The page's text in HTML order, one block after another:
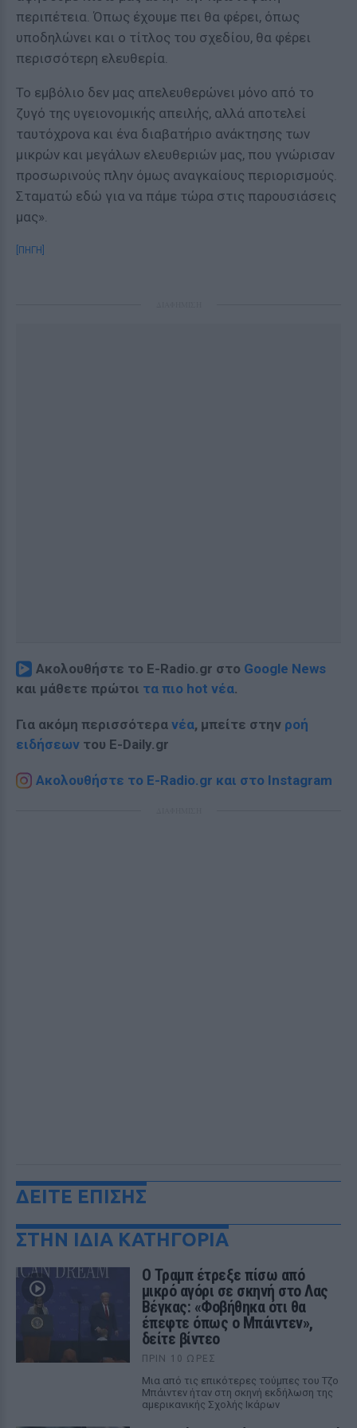
περιπέτεια. Όπως έχουμε πει θα φέρει, όπως
υποδηλώνει και ο τίτλος του σχεδίου, θα φέρει
περισσότερη ελευθερία.
Το εμβόλιο δεν μας απελευθερώνει μόνο από το
ζυγό της υγειονομικής απειλής, αλλά αποτελεί
ταυτόχρονα και ένα διαβατήριο ανάκτησης των
μικρών και μεγάλων ελευθεριών μας, που γνώρισαν
προσωρινούς πλην όμως αναγκαίους περιορισμούς.
Σταματώ εδώ για να πάμε τώρα στις παρουσιάσεις
μας».
[ΠΗΓΗ]
Ακολουθήστε το E-Radio.gr στο Google News
και μάθετε πρώτοι τα πιο hot νέα.
Για ακόμη περισσότερα νέα, μπείτε στην ροή
ειδήσεων του E-Daily.gr
Ακολουθήστε το E-Radio.gr και στο Instagram
ΔΕΙΤΕ ΕΠΙΣΗΣ
ΣΤΗΝ ΙΔΙΑ ΚΑΤΗΓΟΡΙΑ
Ο Τραμπ έτρεξε πίσω από
μικρό αγόρι σε σκηνή στο Λας
Βέγκας: «Φοβήθηκα ότι θα
έπεφτε όπως ο Μπάιντεν»,
δείτε βίντεο
ΠΡΙΝ 10 ΏΡΕΣ
Μια από τις επικότερες τούμπες του Τζο
Μπάιντεν ήταν στη σκηνή εκδήλωση της
αμερικανικής Σχολής Ικάρων